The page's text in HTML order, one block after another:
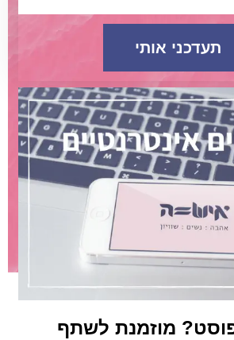
תעדכני אותי
מוזמנת לשתף